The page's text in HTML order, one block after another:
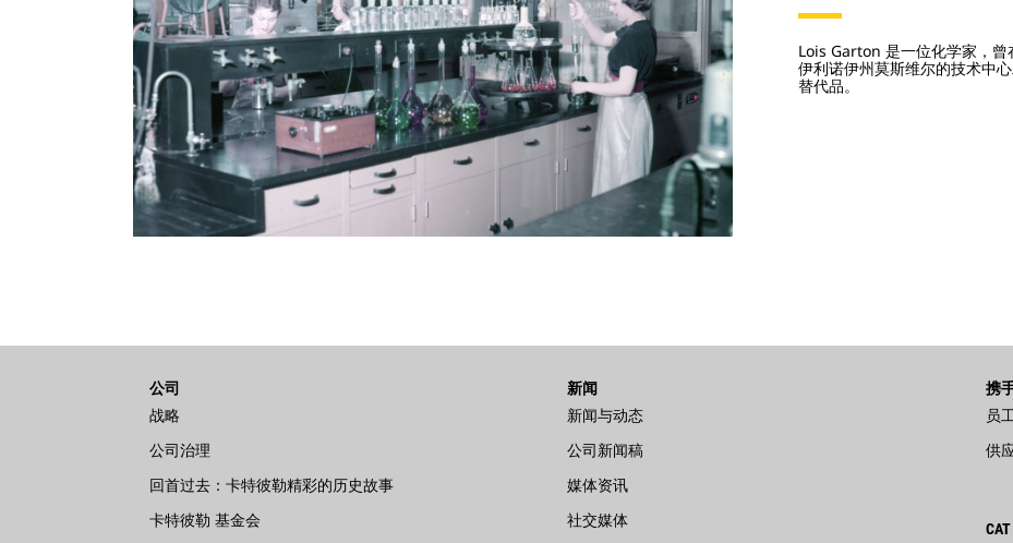
Lois Garton 是一位化学家，
伊利诺伊州莫斯维尔的技术中
替代品。
公司
战略
公司治理
回首过去：卡特彼勒精彩的历史故事
卡特彼勒 基金会
新闻
新闻与动态
公司新闻稿
媒体资讯
社交媒体
携
员
供